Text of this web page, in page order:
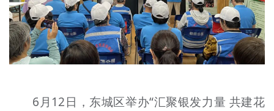
文明评论
北京宣传文化引导基金
宣传思想文化人才
专题6月12日，东城区举办“汇聚银发力量 共建花